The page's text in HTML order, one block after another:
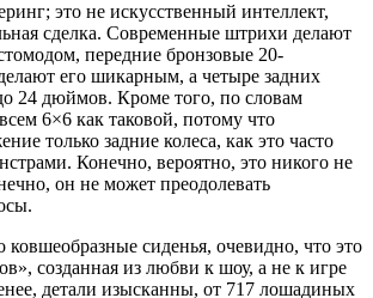
это не искусственный интеллект,
сделка. Современные штрихи делают
передние бронзовые 20-
его шикарным, а четыре задних
24 дюймов. Кроме того, по словам
6×6 как таковой, потому что
только задние колеса, как это часто
Конечно, вероятно, это никого не
он не может преодолевать
ковшеобразные сиденья, очевидно, что это
созданная из любви к шоу, а не к игре
детали изысканны, от 717 лошадиных